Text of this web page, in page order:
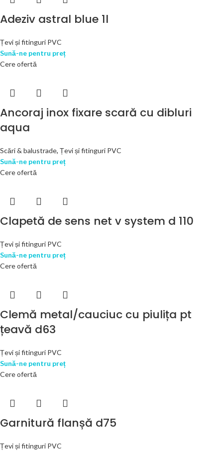
Adeziv astral blue 1l
Țevi și fitinguri PVC
Sună-ne pentru preț
Cere ofertă
Ancoraj inox fixare scară cu dibluri
aqua
Scări & balustrade, Țevi și fitinguri PVC
Sună-ne pentru preț
Cere ofertă
Clapetă de sens net v system d 110
Țevi și fitinguri PVC
Sună-ne pentru preț
Cere ofertă
Clemă metal/cauciuc cu piulița pt
țeavă d63
Țevi și fitinguri PVC
Sună-ne pentru preț
Cere ofertă
Garnitură flanșă d75
Țevi și fitinguri PVC